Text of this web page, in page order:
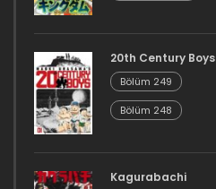
20th Century Boys
Bölüm 249
Bölüm 248
Kagurabachi